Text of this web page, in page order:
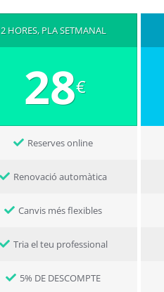
2 HORES, PLA SETMANAL
28€
Reserves online
Renovació automàtica
Canvis més flexibles
Tria el teu professional
5% DE DESCOMPTE